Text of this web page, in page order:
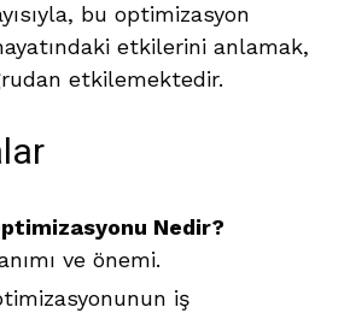
bu optimizasyon
etkilerini anlamak,
etkilemektedir.
Nedir?
ve önemi.
iş